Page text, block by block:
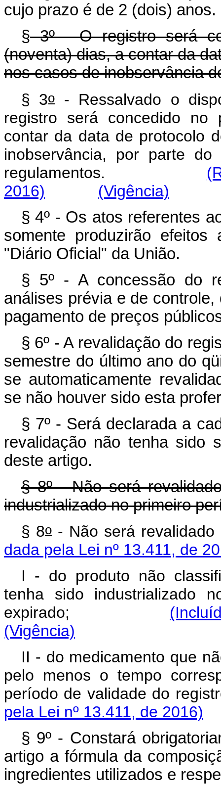
cujo prazo é de 2 (dois) anos.
§3º - O registro será
(noventa) dias, a contar da
nos casos de inobservância
§ 3o- Ressalvado o
registro será concedido
contar da data de protocolo
inobservância, por parte
regulamentos.
2016)
(Vigência)
§ 4º - Os atos referentes
somente produzirão
"Diário Oficial" da União.
§ 5º - A concessão do
análises prévia e de
pagamento de preços
§ 6º - A revalidação do
semestre do último ano do
se automaticamente
se não houver sido esta
§ 7º - Será declarada a
revalidação não tenha sido
deste artigo.
§ 8º -Não será
industrializado no primeiro
§ 8o- Não será
dada pela Lei nº 13.411, de
I - do produto não
tenha sido industrializado
expirado;
(Vigência)
II - do medicamento que
pelo menos o tempo
período de validade
pela Lei nº 13.411, de 2016)
§ 9º - Constará
artigo a fórmula da
ingredientes utilizados e